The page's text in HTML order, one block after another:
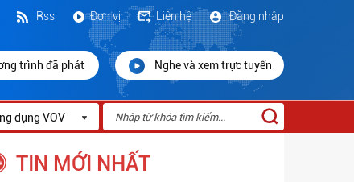
Đăng nhập
Liên hệ
Đơn vị
Rss
trình đã phát Nghe và xem trực tuyến
dụng VOV
TIN MỚI NHẤT